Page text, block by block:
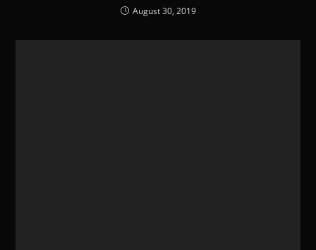
August 30, 2019